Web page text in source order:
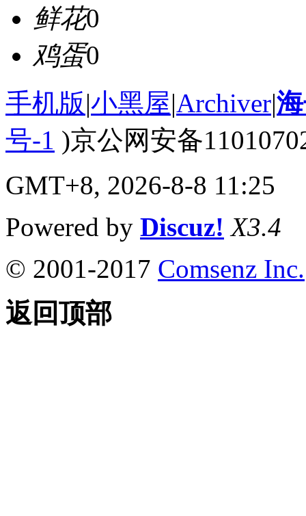
鲜花0
鸡蛋0
手机版|小黑屋|Archiver|
号-1 )京公网安备
GMT+8, 2026-8-8 11:25
Powered by Discuz! X3.4
© 2001-2017 Comsenz Inc.
返回顶部